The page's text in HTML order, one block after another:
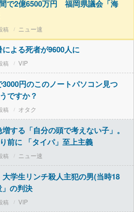
間で2億6500万円 福岡県議会「海
ニュー速
による死者が9600人に
VIP
円のこのノートパソコン見つ
ですか？
オタク
増する「自分の頭で考えない子」。
前に 「タイパ」至上主義
ニュー速
大学生リンチ殺人主犯の男(当時18
の判決
VIP